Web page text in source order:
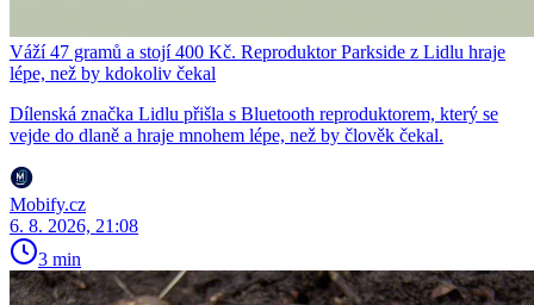
Váží 47 gramů a stojí 400 Kč. Reproduktor Parkside z Lidlu hraje
lépe, než by kdokoliv čekal
Dílenská značka Lidlu přišla s Bluetooth reproduktorem, který se
vejde do dlaně a hraje mnohem lépe, než by člověk čekal.
Mobify.cz
6. 8. 2026, 21:08
3 min